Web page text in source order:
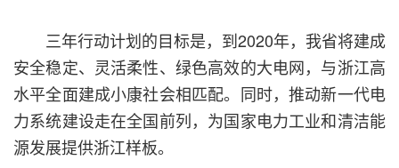
三年行动计划的目标是，到2020年，我省将建成
安全稳定、灵活柔性、绿色高效的大电网，与浙江高
水平全面建成小康社会相匹配。同时，推动新一代电
力系统建设走在全国前列，为国家电力工业和清洁能
源发展提供浙江样板。